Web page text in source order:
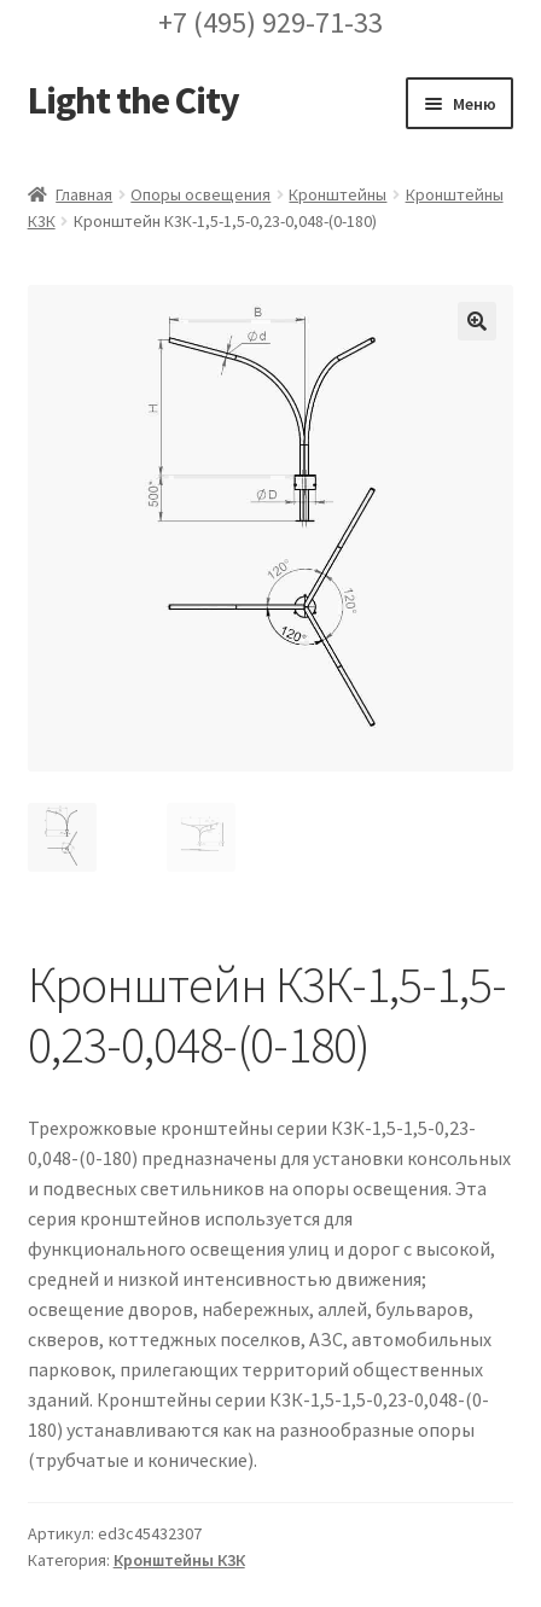
+7 (495) 929-71-33
Перейти
к
Перейти
к
Light the City Меню
FAQ про кронштейны
Доставка и оплата
Заказ проекта освещения
Маркировка опор «Opora engineering»
Обозначения стандартных установочных мест
кронштейнов «Opora Engineering»
Политика конфиденциальности
Таблица выбора вводного щитка
Главная Опоры освещения Кронштейны
Кронштейны
К3К
Кронштейн К3К-1,5-1,5-0,23-0,048-(0-180)
Кронштейн К3К-1,5-1,5-
0,23-0,048-(0-180)
Трехрожковые кронштейны серии К3К-1,5-1,5-0,23-
0,048-(0-180) предназначены для установки консольных
и подвесных светильников на опоры освещения. Эта
серия кронштейнов используется для
функционального освещения улиц и дорог с высокой,
средней и низкой интенсивностью движения;
освещение дворов, набережных, аллей, бульваров,
скверов, коттеджных поселков, АЗС, автомобильных
парковок, прилегающих территорий общественных
зданий. Кронштейны серии К3К-1,5-1,5-0,23-0,048-(0-
180) устанавливаются как на разнообразные опоры
(трубчатые и конические).
Артикул: ed3c45432307
Категория: Кронштейны К3К